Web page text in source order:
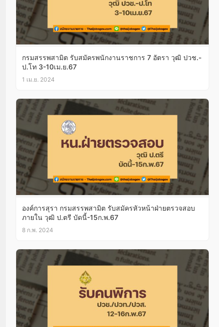
กรมสรรพสามิต รับสมัครพนักงานราชการ 7 อัตรา วุฒิ ปวช.-
ป.โท 3-10เม.ย.67
1 เม.ย. 2024
องค์การสุรา กรมสรรพสามิต รับสมัครหัวหน้าฝ่ายตรวจสอบ
ภายใน วุฒิ ป.ตรี บัดนี้-15ก.พ.67
8 ก.พ. 2024